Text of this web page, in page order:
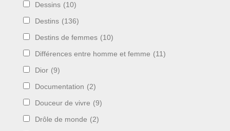
Dessins (10)
Destins (136)
Destins de femmes (10)
Différences entre homme et femme (11)
Dior (9)
Documentation (2)
Douceur de vivre (9)
Drôle de monde (2)